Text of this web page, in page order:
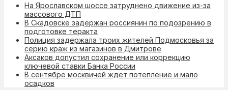
На Ярославском шоссе затруднено движение из-за
массового ДТП
В Скадовске задержан россиянин по подозрению в
подготовке теракта
Полиция задержала троих жителей Подмосковья за
серию краж из магазинов в Дмитрове
Аксаков допустил сохранение или коррекцию
ключевой ставки Банка России
В сентябре москвичей ждет потепление и мало
осадков